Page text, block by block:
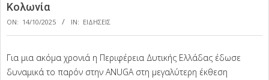
Κολωνία
ON: 14/10/2025 IN: ΕΙΔΗΣΕΙΣ
Για μια ακόμα χρονιά η Περιφέρεια Δυτικής Ελλάδας έδωσε
δυναμικά το παρόν στην ANUGA στη μεγαλύτερη έκθεση